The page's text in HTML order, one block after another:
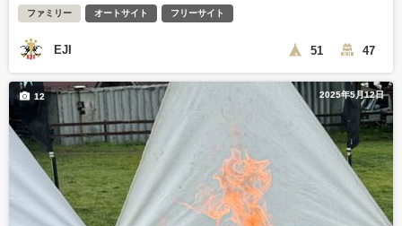
ファミリー オートサイト フリーサイト
EJI 51 47
2025年5月12日
12